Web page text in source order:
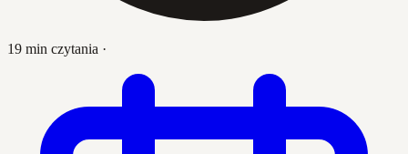
19 min czytania ·